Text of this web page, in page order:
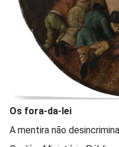
Os fora-da-lei
A mentira não